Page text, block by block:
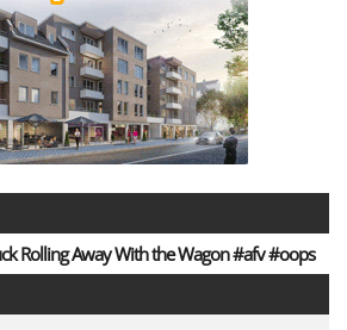
Rolling Away With the Wagon #afv #oops